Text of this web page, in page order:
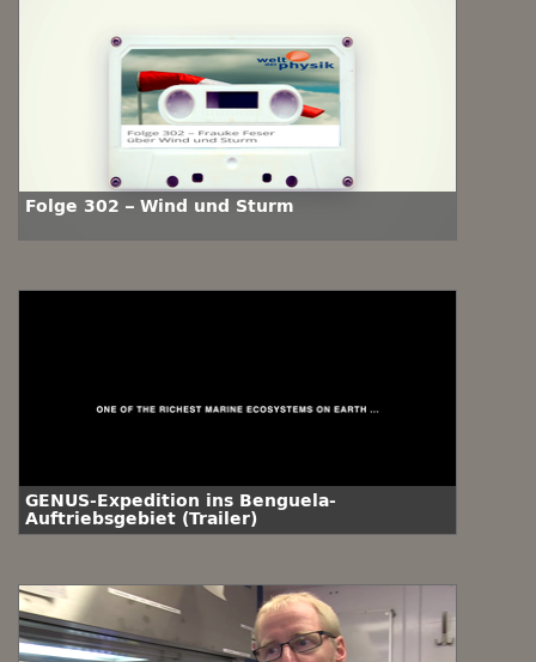
Folge 302 – Wind und Sturm
GENUS-Expedition ins Benguela-
Auftriebsgebiet (Trailer)